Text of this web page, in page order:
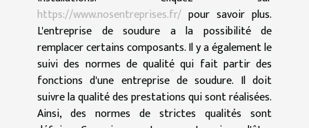
https://www.nosentreprises.fr/ pour savoir plus.
L'entreprise de soudure a la possibilité de
remplacer certains composants. Il y a également le
suivi des normes de qualité qui fait partir des
fonctions d'une entreprise de soudure. Il doit
suivre la qualité des prestations qui sont réalisées.
Ainsi, des normes de strictes qualités sont